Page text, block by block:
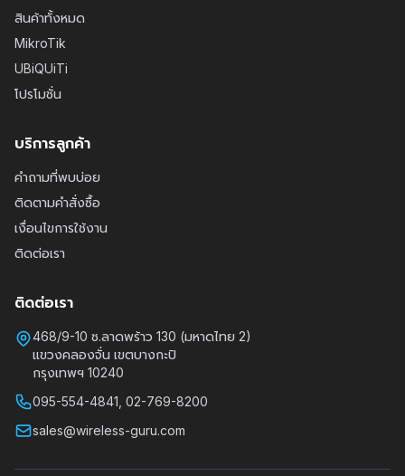
สินค้าทั้งหมด
MikroTik
UBiQUiTi
โปรโมชั่น
บริการลูกค้า
คำถามที่พบบ่อย
ติดตามคำสั่งซื้อ
เงื่อนไขการใช้งาน
ติดต่อเรา
ติดต่อเรา
468/9-10 ซ.ลาดพร้าว 130 (มหาดไทย 2)
แขวงคลองจั่น เขตบางกะปิ
กรุงเทพฯ 10240
095-554-4841, 02-769-8200
sales@wireless-guru.com